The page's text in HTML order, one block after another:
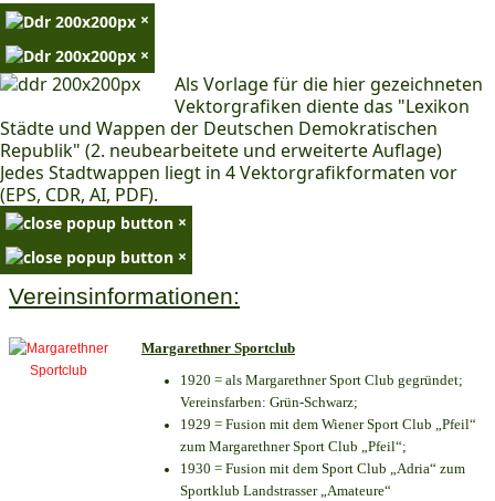
×
×
Als Vorlage für die hier gezeichneten
Vektorgrafiken diente das "Lexikon
Städte und Wappen der Deutschen Demokratischen
Republik" (2. neubearbeitete und erweiterte Auflage)
Jedes Stadtwappen liegt in 4 Vektorgrafikformaten vor
(EPS, CDR, AI, PDF).
×
×
Vereinsinformationen:
Margarethner Sportclub
1920 = als Margarethner Sport Club gegründet;
Vereinsfarben: Grün-Schwarz;
1929 = Fusion mit dem Wiener Sport Club „Pfeil“
zum Margarethner Sport Club „Pfeil“;
1930 = Fusion mit dem Sport Club „Adria“ zum
Sportklub Landstrasser „Amateure“